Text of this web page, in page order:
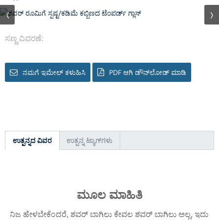
ಸಣ್ಣ ವಿವರಣೆ:
ನಮಗೆ ಇಮೇಲ್ ಕಳುಹಿಸಿ PDF ಆಗಿ ಡೌನ್‌ಲೋಡ್ ಮಾಡಿ
ಉತ್ಪನ್ನದ ವಿವರ ಉತ್ಪನ್ನ ಟ್ಯಾಗ್‌ಗಳು
ಮೂಲ ಮಾಹಿತಿ
ನಿಜ ಹೇಳಬೇಕೆಂದರೆ, ಶವರ್ ಬಾಗಿಲು ಕೇವಲ ಶವರ್ ಬಾಗಿಲು ಅಲ್ಲ, ಇದು